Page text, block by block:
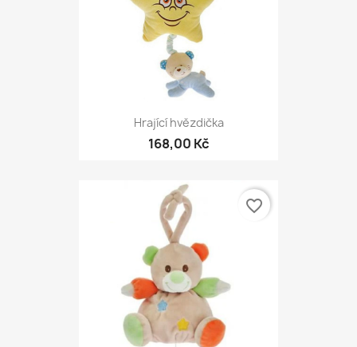
Hrající hvězdička
168,00 Kč
favorite_border